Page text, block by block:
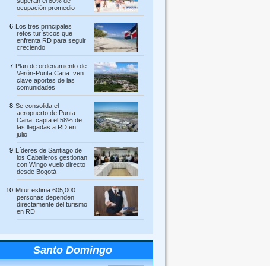
ocupación promedio
Los tres principales
retos turísticos que
enfrenta RD para seguir
creciendo
Plan de ordenamiento de
Verón-Punta Cana: ven
clave aportes de las
comunidades
Se consolida el
aeropuerto de Punta
Cana: capta el 58% de
las llegadas a RD en
julio
Líderes de Santiago de
los Caballeros gestionan
con Wingo vuelo directo
desde Bogotá
Mitur estima 605,000
personas dependen
directamente del turismo
en RD
Santo Domingo